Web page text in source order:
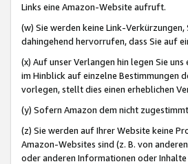
Links eine Amazon-Website aufruft.
(w) Sie werden keine Link-
dahingehend hervorrufen, dass Sie auf
(x) Auf unser Verlangen hin legen Sie
im Hinblick auf einzelne Bestimmungen
vorlegen, stellt dies einen erheblichen
(y) Sofern Amazon dem nicht
(z) Sie werden auf Ihrer Website keine
Amazon-Websites sind (z. B. von
oder anderen Informationen oder